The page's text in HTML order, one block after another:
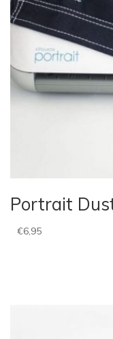
Portrait
€6,95